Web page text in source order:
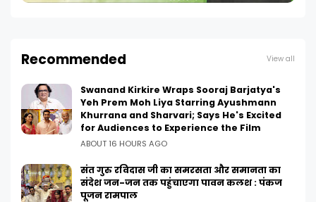
Recommended View all
Swanand Kirkire Wraps Sooraj Barjatya's
Yeh Prem Moh Liya Starring Ayushmann
Khurrana and Sharvari; Says He's Excited
for Audiences to Experience the Film
ABOUT 16 HOURS AGO
संत गुरु रविदास जी का समरसता और समानता का
संदेश जन-जन तक पहुंचाएगा पावन कलश : पंकज
पूजन रामपाल